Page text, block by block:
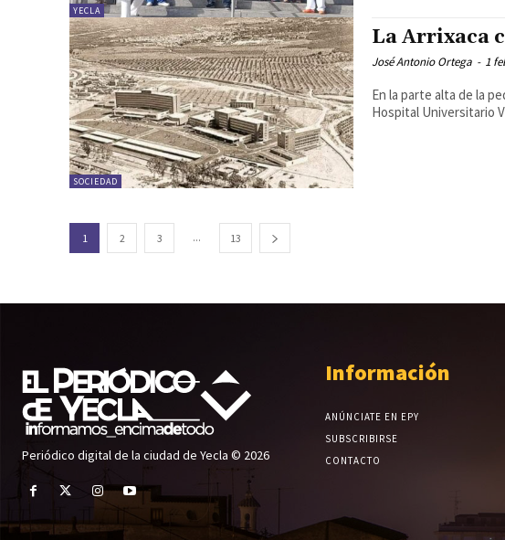
YECLA
SOCIEDAD
La Arrixaca
José Antonio Ortega - 1
En la parte alta de la
Hospital Universitario
1 2 3 ... 13
Periódico digital de la ciudad de Yecla © 2026
Información
ANÚNCIATE EN EPY
SUBSCRIBIRSE
CONTACTO